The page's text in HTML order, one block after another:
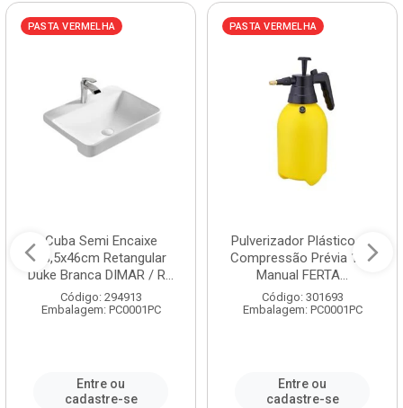
PASTA VERMELHA
Cuba Semi Encaixe
58,5x46cm Retangular
Duke Branca DIMAR / R...
Código: 294913
Embalagem: PC0001PC
Entre ou
cadastre-se
PASTA VERMELHA
Pulverizador Plástico de
Compressão Prévia 1,5L
Manual FERTA...
Código: 301693
Embalagem: PC0001PC
Entre ou
cadastre-se